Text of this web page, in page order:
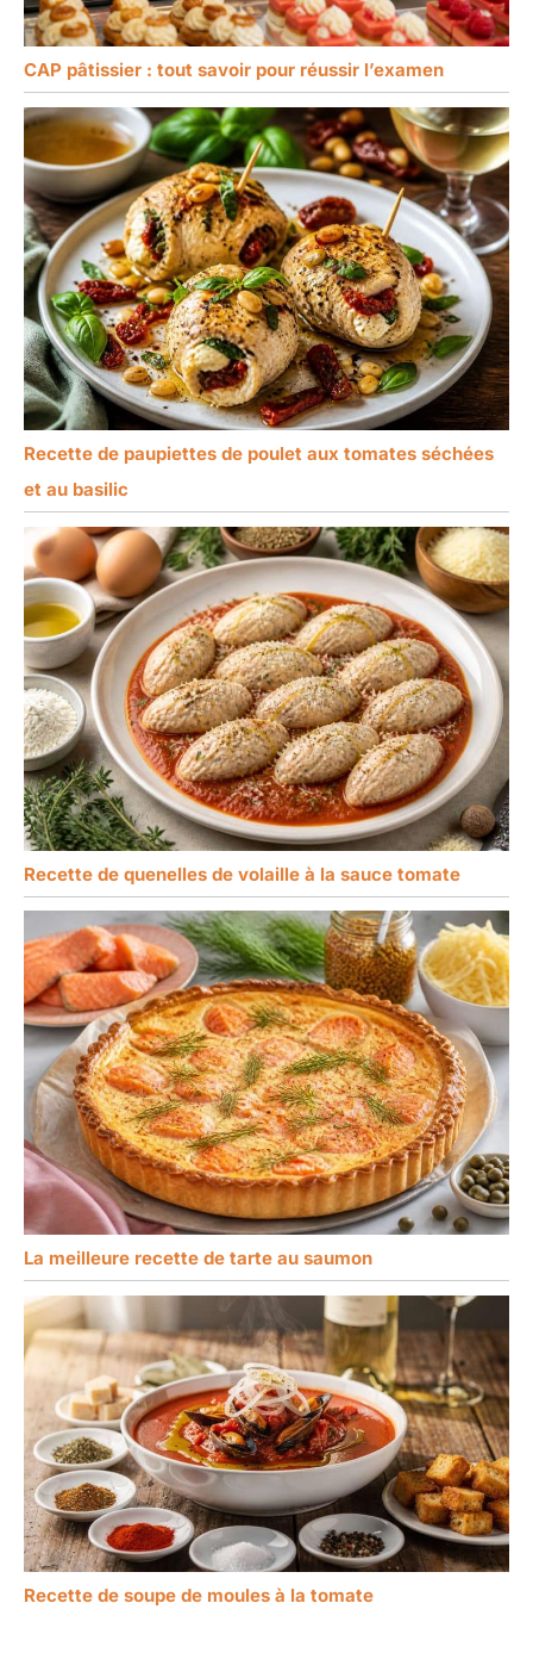
CAP pâtissier : tout savoir pour réussir l’examen
Recette de paupiettes de poulet aux tomates séchées
et au basilic
Recette de quenelles de volaille à la sauce tomate
La meilleure recette de tarte au saumon
Recette de soupe de moules à la tomate